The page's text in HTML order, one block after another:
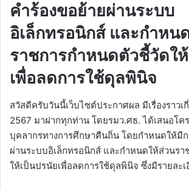
คำร้องขอย้ายผ่านระบบ
อิเล็กทรอนิกส์ และกำหน
ราชการกำหนดตัวชี้วัดใ
เพื่อลดการใช้ดุลพินิจ
สวัสดีครับวันนี้เว็บไซต์ประกาศผล มีเรื่องราวเ
2567 มาฝากทุกท่าน โดยรมว.ศธ. ได้เสนอโค
บุคลากรทางการศึกษาคืนถิ่น โดยกำหนดให้มี
ผ่านระบบอิเล็กทรอนิกส์ และกำหนดให้ส่วนร
ให้เป็นปรนัยเพื่อลดการใช้ดุลพินิจ ซึ่งมีรายละ